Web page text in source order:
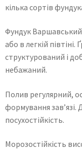
кілька сортів
Фундук Варшавський
або в легкій
структурований і
небажаний.
Полив регулярний,
формування
посухостійкість.
Морозостійкість